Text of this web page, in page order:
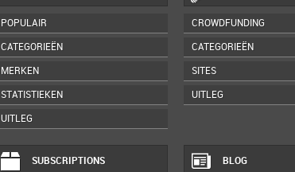
POPULAIR
CATEGORIEËN
MERKEN
STATISTIEKEN
UITLEG
CROWDFUNDING
CATEGORIEËN
SITES
UITLEG
SUBSCRIPTIONS BLOG